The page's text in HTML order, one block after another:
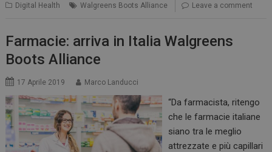
Digital Health Walgreens Boots Alliance Leave a comment
Farmacie: arriva in Italia Walgreens
Boots Alliance
17 Aprile 2019 Marco Landucci
“Da farmacista, ritengo
che le farmacie italiane
siano tra le meglio
attrezzate e più capillari